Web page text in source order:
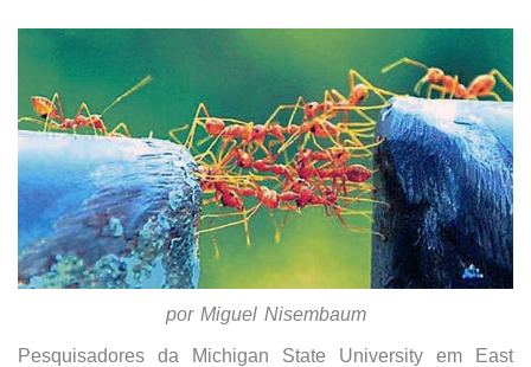
por Miguel Nisembaum
Pesquisadores da Michigan State University em East